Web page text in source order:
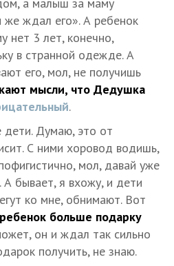
же ждал его». А ребенок
нет 3 лет, конечно,
в странной одежде. А
его, мол, не получишь
мысли, что Дедушка
.
Думаю, это от
С ними хоровод водишь,
мол, давай уже
бывает, я вхожу, и дети
ко мне, обнимают. Вот
больше подарку
он и ждал так сильно
получить, не знаю.